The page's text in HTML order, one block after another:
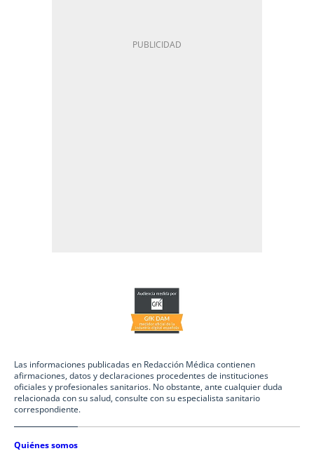
Las informaciones publicadas en Redacción Médica contienen
afirmaciones, datos y declaraciones procedentes de instituciones
oficiales y profesionales sanitarios. No obstante, ante cualquier duda
relacionada con su salud, consulte con su especialista sanitario
correspondiente.
Quiénes somos